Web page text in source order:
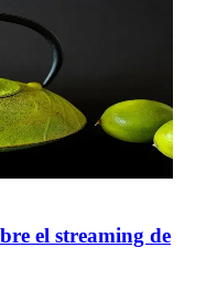
el streaming de